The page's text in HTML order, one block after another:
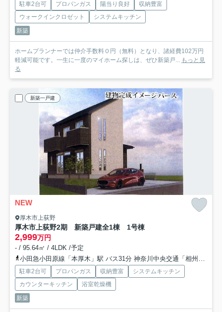
駐車2台可 プロパンガス 陽当り良好
収納豊富
ウォークインクロゼット
システムキッチン
新築
ホームプランナーでは仲介手数料０円（無料）となり、諸経費102万円
軽減可能です。一生に一度のマイホーム探しは、ぜひ新築戸... もっと見
る
新築一戸建
NEW
厚木市上荻野
厚木市上荻野2期 新築戸建全1棟 1号棟
2,999万円
- / 95.64㎡ / 4LDK /予定
小田急小田原線「本厚木」駅 バス31分 神奈川中央交通「相州病院」 停歩1分
駐車2台可 プロパンガス 収納豊富
システムキッチン
カウンターキッチン
浴室乾燥機
新築